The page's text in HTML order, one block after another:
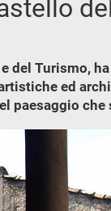
del Turismo,
ed
paesaggio che